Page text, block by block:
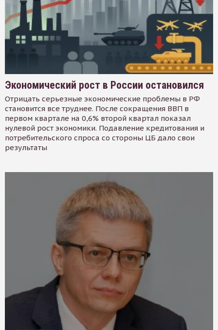
Экономический рост в России остановился
Отрицать серьезные экономические проблемы в РФ
становится все труднее. После сокращения ВВП в
первом квартале на 0,6% второй квартал показал
нулевой рост экономики. Подавление кредитования и
потребительского спроса со стороны ЦБ дало свои
результаты